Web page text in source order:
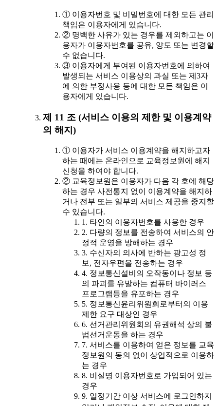
① 이용자번호 및 비밀번호에 대한 모든 관리
책임은 이용자에게 있습니다.
② 명백한 사유가 있는 경우를 제외하고는 이
용자가 이용자번호를 공유, 양도 또는 변경할
수 없습니다.
③ 이용자에게 부여된 이용자번호에 의하여
발생되는 서비스 이용상의 과실 또는 제3자
에 의한 부정사용 등에 대한 모든 책임은 이
용자에게 있습니다.
제 11 조 (서비스 이용의 제한 및 이용계약
의 해지)
① 이용자가 서비스 이용계약을 해지하고자
하는 때에는 온라인으로 교육정보원에 해지
신청을 하여야 합니다.
② 교육정보원은 이용자가 다음 각 호에 해당
하는 경우 사전통지 없이 이용계약을 해지하
거나 전부 또는 일부의 서비스 제공을 중지할
수 있습니다.
1. 타인의 이용자번호를 사용한 경우
2. 다량의 정보를 전송하여 서비스의 안
정적 운영을 방해하는 경우
3. 수신자의 의사에 반하는 광고성 정
보, 전자우편을 전송하는 경우
4. 정보통신설비의 오작동이나 정보 등
의 파괴를 유발하는 컴퓨터 바이러스
프로그램등을 유포하는 경우
5. 정보통신윤리위원회로부터의 이용
제한 요구 대상인 경우
6. 선거관리위원회의 유권해석 상의 불
법선거운동을 하는 경우
7. 서비스를 이용하여 얻은 정보를 교육
정보원의 동의 없이 상업적으로 이용하
는 경우
8. 비실명 이용자번호로 가입되어 있는
경우
9. 일정기간 이상 서비스에 로그인하지